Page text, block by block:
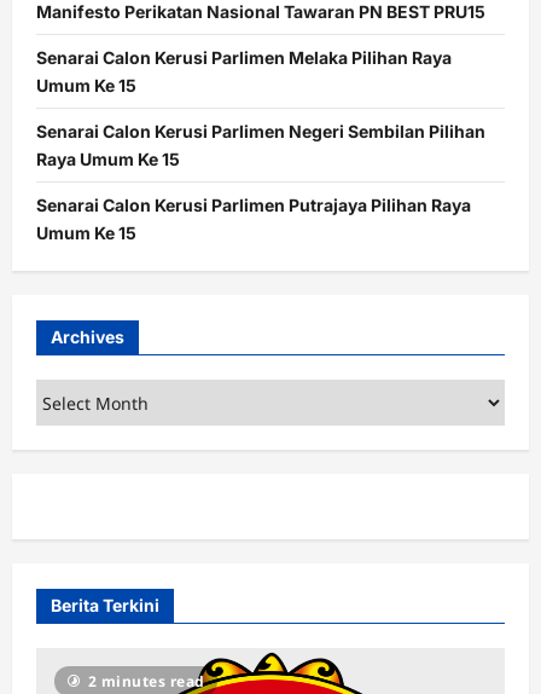
Manifesto Perikatan Nasional Tawaran PN BEST PRU15
Senarai Calon Kerusi Parlimen Melaka Pilihan Raya
Umum Ke 15
Senarai Calon Kerusi Parlimen Negeri Sembilan Pilihan
Raya Umum Ke 15
Senarai Calon Kerusi Parlimen Putrajaya Pilihan Raya
Umum Ke 15
Archives
Archives
Berita Terkini
2 minutes read